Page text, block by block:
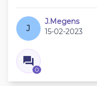
J
J.Megens
15-02-2023
0